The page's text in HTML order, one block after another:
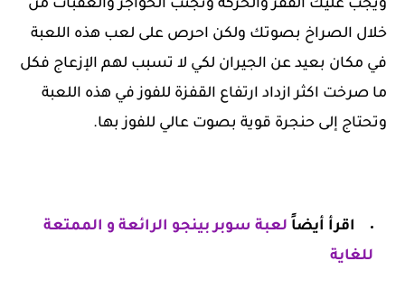
ويجب عليك القفز والحركة وتجنب الحواجز والعقبات من
خلال الصراخ بصوتك ولكن احرص على لعب هذه اللعبة
في مكان بعيد عن الجيران لكي لا تسبب لهم الإزعاج فكل
ما صرخت اكثر ازداد ارتفاع القفزة للفوز في هذه اللعبة
وتحتاج إلى حنجرة قوية بصوت عالي للفوز بها.
اقرأ أيضاً لعبة سوبر بينجو الرائعة و الممتعة
للغاية